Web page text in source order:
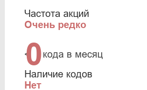
Частота акций
Очень редко
<0кода в месяц
Наличие кодов
Нет